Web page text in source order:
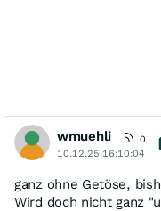
wmuehli
0
10.12.25 16:10:04
ganz ohne Getöse,
Wird doch nicht ganz